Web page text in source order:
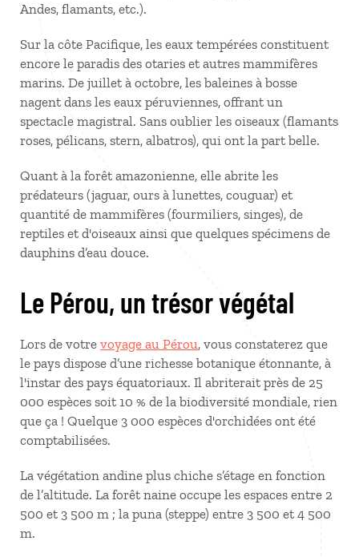
Andes, flamants, etc.).
Sur la côte Pacifique, les eaux tempérées constituent
encore le paradis des otaries et autres mammifères
marins. De juillet à octobre, les baleines à bosse
nagent dans les eaux péruviennes, offrant un
spectacle magistral. Sans oublier les oiseaux (flamants
roses, pélicans, stern, albatros), qui ont la part belle.
Quant à la forêt amazonienne, elle abrite les
prédateurs (jaguar, ours à lunettes, couguar) et
quantité de mammifères (fourmiliers, singes), de
reptiles et d'oiseaux ainsi que quelques spécimens de
dauphins d’eau douce.
Le Pérou, un trésor végétal
Lors de votre voyage au Pérou, vous constaterez que
le pays dispose d’une richesse botanique étonnante, à
l'instar des pays équatoriaux. Il abriterait près de 25
000 espèces soit 10 % de la biodiversité mondiale, rien
que ça ! Quelque 3 000 espèces d'orchidées ont été
comptabilisées.
La végétation andine plus chiche s’étage en fonction
de l’altitude. La forêt naine occupe les espaces entre 2
500 et 3 500 m ; la puna (steppe) entre 3 500 et 4 500
m.